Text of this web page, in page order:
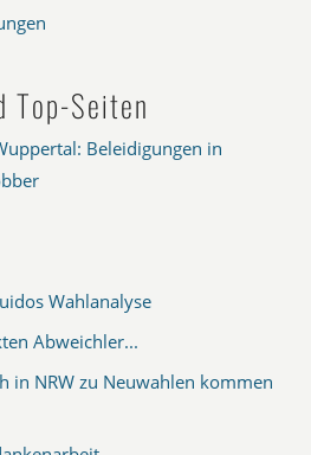
Top-Seiten
Beleidigungen in
Wahlanalyse
Abweichler...
in NRW zu Neuwahlen kommen